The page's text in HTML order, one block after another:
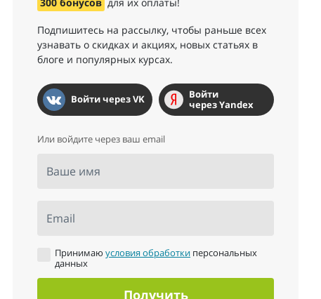
Подпишитесь на рассылку, чтобы раньше всех
узнавать о скидках и акциях, новых статьях в
блоге и популярных курсах.
Войти через VK
Войти
через Yandex
Или войдите через ваш email
Ваше имя
Email
Принимаюусловия обработки персональных
данных
Получить